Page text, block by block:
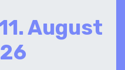
August